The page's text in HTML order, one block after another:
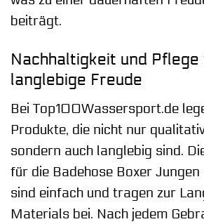
beiträgt.
Nachhaltigkeit und Pflege
langlebige Freude
Bei Top100Wassersport.de
Produkte, die nicht nur
sondern auch langlebig sind.
für die Badehose Boxer
sind einfach und tragen zur
Materials bei. Nach jedem